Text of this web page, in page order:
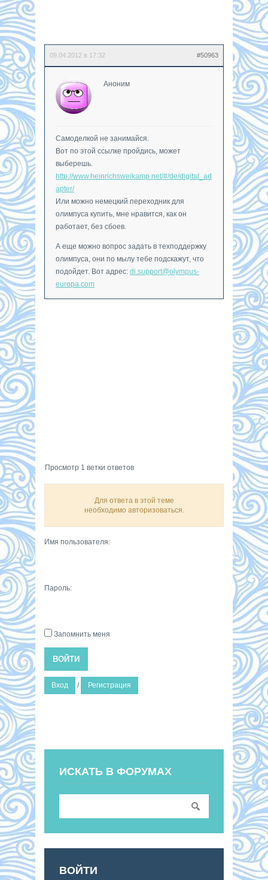
09.04.2012 в 17:32 #50963
Аноним
Самоделкой не занимайся.
Вот по этой ссылке пройдись, может
выберешь.
http://www.heinrichsweikamp.net/#/de/digital_ad
apter/
Или можно немецкий переходник для
олимпуса купить, мне нравится, как он
работает, без сбоев.
А еще можно вопрос задать в техподдержку
олимпуса, они по мылу тебе подскажут, что
подойдет. Вот адрес: di.support@olympus-
europa.com
Просмотр 1 ветки ответов
Для ответа в этой теме
необходимо авторизоваться.
Имя пользователя:
Пароль:
Запомнить меня
ВОЙТИ
Вход / Регистрация
ИСКАТЬ В ФОРУМАХ
ВОЙТИ